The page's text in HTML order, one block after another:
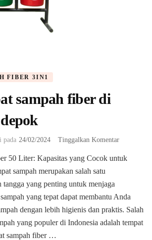
FIBER 3IN1
sampah fiber di
pada 24/02/2024 Tinggalkan Komentarpada
Tempat
Cipayung
depok
50 Liter: Kapasitas yang Cocok untuk
sampah merupakan salah satu
tangga yang penting untuk menjaga
yang tepat dapat membantu Anda
dengan lebih higienis dan praktis. Salah
yang populer di Indonesia adalah tempat
sampah fiber …